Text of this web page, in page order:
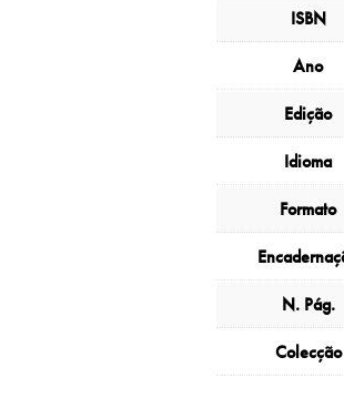
ISBN
Ano
Edição
Idioma
Formato
N. Pág.
Colecção